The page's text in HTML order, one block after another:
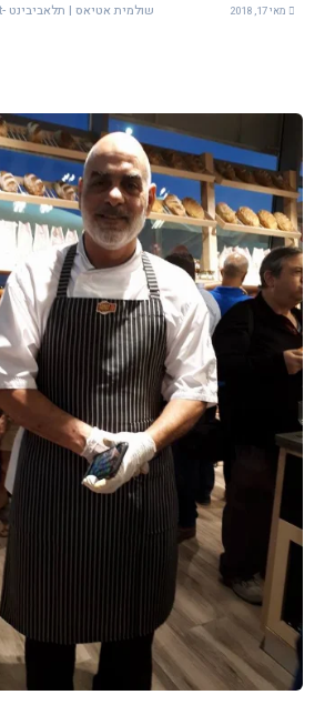
מאי 17, 2018 שולמית אטיאס | תלאביבינט -Tel Avivi Net